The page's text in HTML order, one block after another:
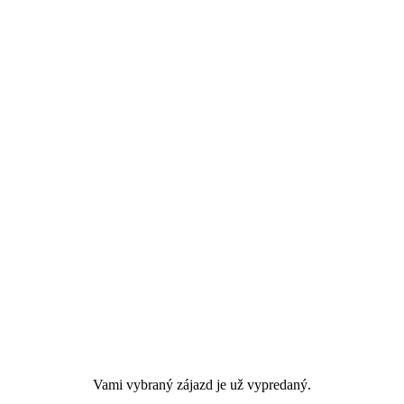
Vami vybraný zájazd je už vypredaný.